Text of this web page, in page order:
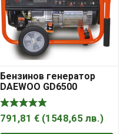
Бензинов генератор
DAEWOO GD6500
791,81€ (1548,65лв.)